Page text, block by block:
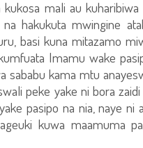
mali au
hakukuta mwingine
basi kuna mitazamo
Imamu wake
sababu kama mtu
peke yake ni bora
pasipo na nia, naye
kuwa maamuma